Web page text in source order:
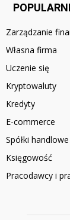
Zarządzanie
Własna firma
Uczenie się
Kryptowaluty
Kredyty
E-commerce
Spółki handlowe
Księgowość
Pracodawcy i